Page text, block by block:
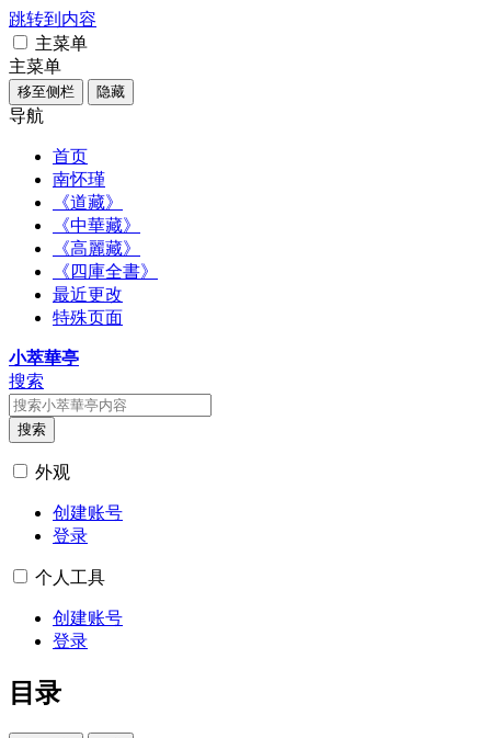
跳转到内容
主菜单
主菜单
移至侧栏 隐藏
导航
首页
南怀瑾
《道藏》
《中華藏》
《高麗藏》
《四庫全書》
最近更改
特殊页面
小萃華亭
搜索
搜索
外观
创建账号
登录
个人工具
创建账号
登录
目录